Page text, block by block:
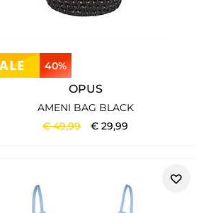
40%
OPUS
AMENI BAG BLACK
€49,99 €29,99